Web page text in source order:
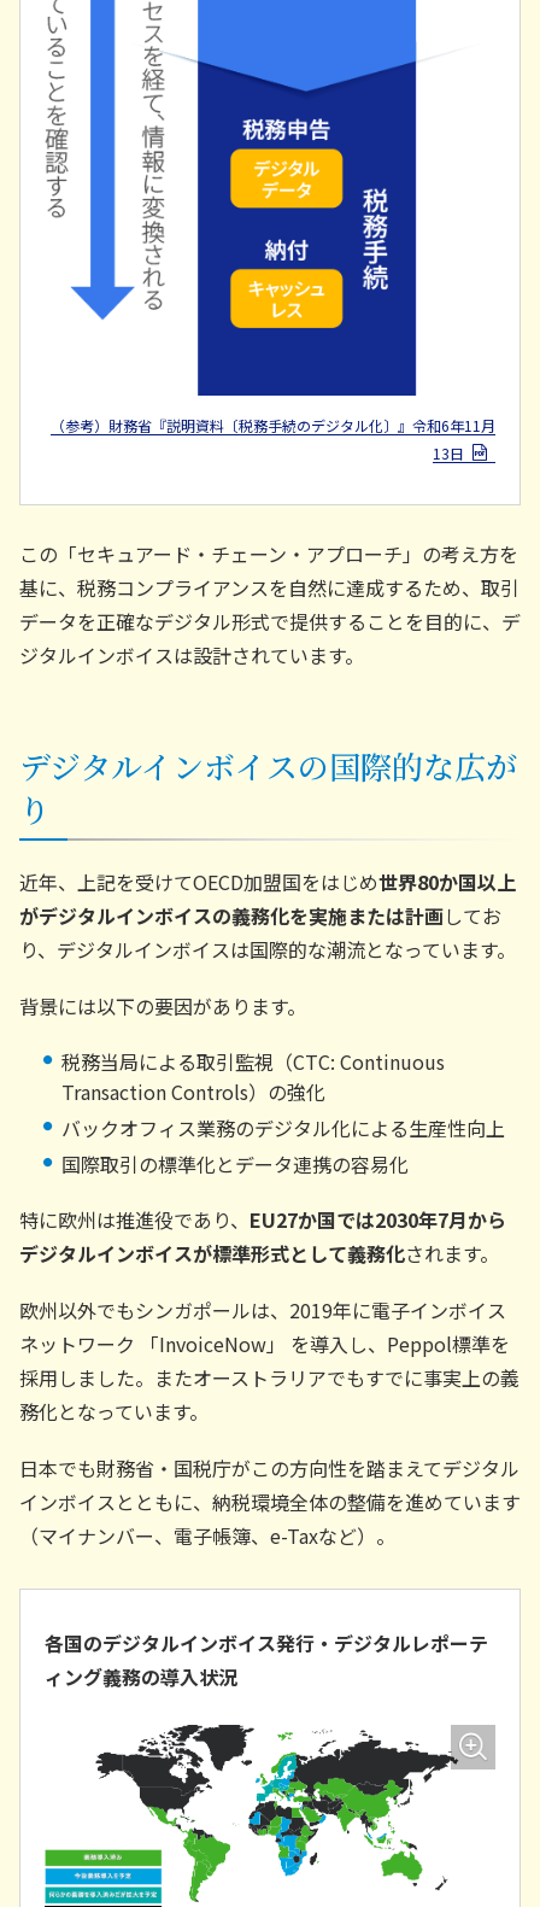
（参考）財務省『説明資料〔税務手続のデジタル化〕』令和6年11月
13日
この「セキュアード・チェーン・アプローチ」の考え方を
基に、税務コンプライアンスを自然に達成するため、取引
データを正確なデジタル形式で提供することを目的に、デ
ジタルインボイスは設計されています。
デジタルインボイスの国際的な広が
り
近年、上記を受けてOECD加盟国をはじめ世界80か国以上
がデジタルインボイスの義務化を実施または計画してお
り、デジタルインボイスは国際的な潮流となっています。
背景には以下の要因があります。
税務当局による取引監視（CTC: Continuous
Transaction Controls）の強化
バックオフィス業務のデジタル化による生産性向上
国際取引の標準化とデータ連携の容易化
特に欧州は推進役であり、 EU27か国では2030年7月から
デジタルインボイスが標準形式として義務化されます。
欧州以外でもシンガポールは、2019年に電子インボイス
ネットワーク 「InvoiceNow」 を導入し、Peppol標準を
採用しました。またオーストラリアでもすでに事実上の義
務化となっています。
日本でも財務省・国税庁がこの方向性を踏まえてデジタル
インボイスとともに、納税環境全体の整備を進めています
（マイナンバー、電子帳簿、e-Taxなど）。
各国のデジタルインボイス発行・デジタルレポーテ
ィング義務の導入状況